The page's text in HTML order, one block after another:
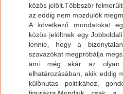
közös jelölt.Többször
az eddig nem mozdulók
A következő mondatokat
közös jelöltnek egy
lennie, hogy a
szavazókat megpróbálja
ami még akár az olyan
elhatározásában, akik eddig
különutas politikához,